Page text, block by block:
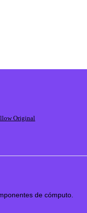
Original
de cómputo.